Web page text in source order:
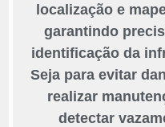
localização e
garantindo
identificação da
Seja para evitar
realizar
detectar